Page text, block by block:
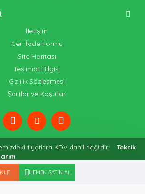
HEMEN SATIN AL
İletişim
Geri İade Formu
Site Haritası
Teslimat Bilgisi
Gizlilik Sözleşmesi
Şartlar ve Koşullar
fiyatlara KDV dahil değildir. Teknik